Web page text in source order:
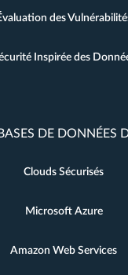
des
Inspirée des
DE DONNÉES
Clouds Sécurisés
Microsoft Azure
Amazon Web Services